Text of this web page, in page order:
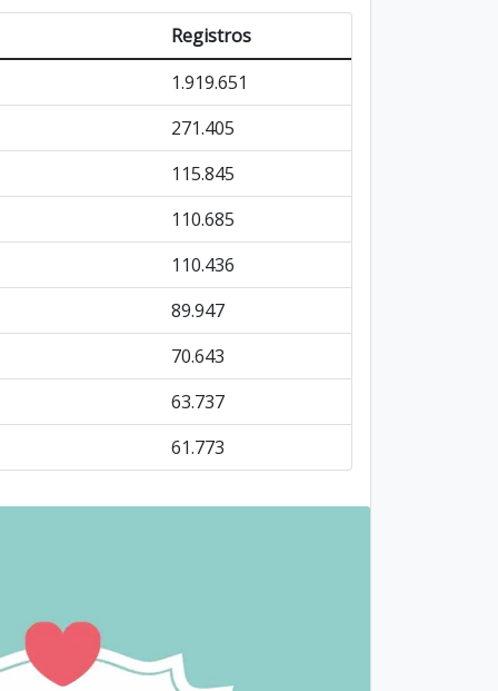
Registros
1.919.651
271.405
115.845
110.685
110.436
89.947
70.643
63.737
61.773